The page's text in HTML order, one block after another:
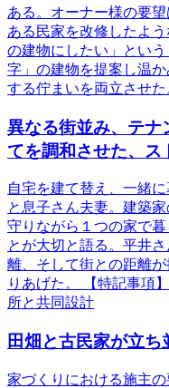
ある。オーナー様の要
ある民家を改修したよ
の建物にしたい」とい
字」の建物を提案し温
する佇まいを両立させた
異なる街並み、テ
てを調和させた、ス
自宅を建て替え、一緒
と息子さん夫妻。建築
守りながら１つの家で
とが大切と語る。平井
離、そして街との距離
りあげた。 【特記事項
所と共同設計
田畑と古民家が立
家づくりにおける施主